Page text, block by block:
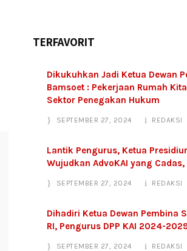
TERFAVORIT
Dikukuhkan Jadi Ketua Dewan
Bamsoet : Pekerjaan Rumah
Sektor Penegakan Hukum
SEPTEMBER 27, 2024 REDAKSI
Lantik Pengurus, Ketua
Wujudkan AdvoKAI yang
SEPTEMBER 27, 2024 REDAKSI
Dihadiri Ketua Dewan Pembina
RI, Pengurus DPP KAI 2024-
SEPTEMBER 27, 2024 REDAKSI